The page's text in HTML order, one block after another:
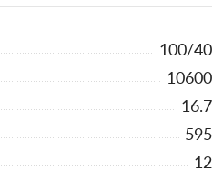
100/40
10600
16.7
595
12